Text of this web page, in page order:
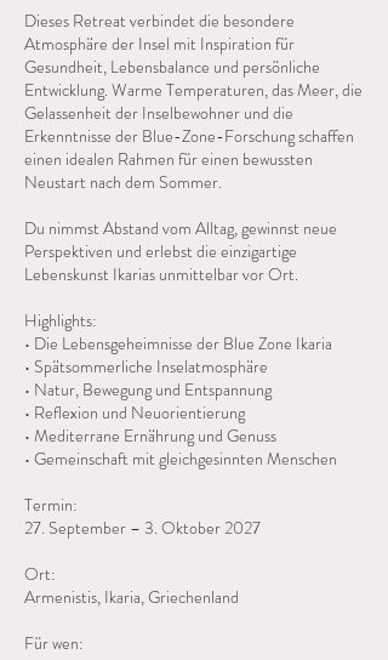
Dieses Retreat verbindet die besondere
Atmosphäre der Insel mit Inspiration für
Gesundheit, Lebensbalance und persönliche
Entwicklung. Warme Temperaturen, das Meer, die
Gelassenheit der Inselbewohner und die
Erkenntnisse der Blue-Zone-Forschung schaffen
einen idealen Rahmen für einen bewussten
Neustart nach dem Sommer.
Du nimmst Abstand vom Alltag, gewinnst neue
Perspektiven und erlebst die einzigartige
Lebenskunst Ikarias unmittelbar vor Ort.
Highlights:
• Die Lebensgeheimnisse der Blue Zone Ikaria
• Spätsommerliche Inselatmosphäre
• Natur, Bewegung und Entspannung
• Reflexion und Neuorientierung
• Mediterrane Ernährung und Genuss
• Gemeinschaft mit gleichgesinnten Menschen
Termin:
27. September – 3. Oktober 2027
Ort:
Armenistis, Ikaria, Griechenland
Für wen: